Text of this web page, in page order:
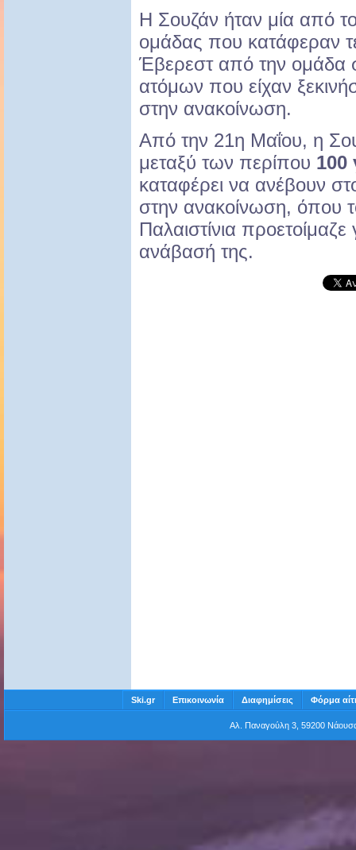
Η Σουζάν ήταν μία από
ομάδας που κατάφεραν
Έβερεστ από την ομάδα
ατόμων που είχαν
στην ανακοίνωση.
Από την 21η Μαΐου, η
μεταξύ των περίπου 100
καταφέρει να ανέβουν
στην ανακοίνωση, όπου
Παλαιστίνια
ανάβασή της.
Ski.gr Επικοινωνία Διαφημίσεις Φόρμα
Αλ. Παναγούλη 3, 59200